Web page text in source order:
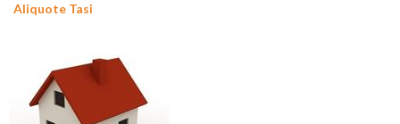
Aliquote Tasi